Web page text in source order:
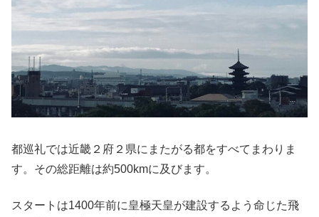
都巡礼では近畿２府２県にまたがる都をすべてまわりま
す。その総距離は約500kmに及びます。
スタートは1400年前に皇極天皇が建設するよう命じた飛